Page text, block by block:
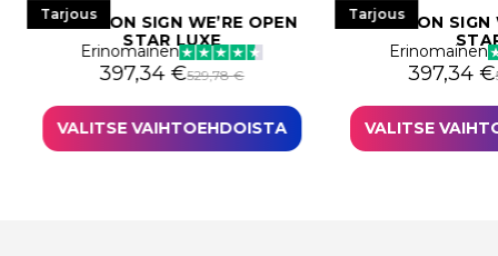
592,44 €.
Tarjous
LED NEON SIGN WE’RE OPEN
STAR LUXE
Erinomainen
529,78€
Alkuperäinen hinta oli: 529,78 €.
397,34 €
Nykyinen hinta on: 397,34 €.
VALITSE VAIHTOEHDOISTA
Tarjous
LED NEON SIGN
Erinomainen
397,34 €
VALITSE